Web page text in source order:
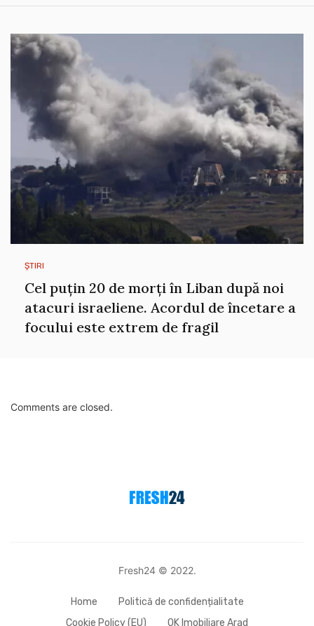
ȘTIRI
Cel puțin 20 de morți în Liban după noi
atacuri israeliene. Acordul de încetare a
focului este extrem de fragil
Comments are closed.
Fresh24 © 2022.
Home
Politică de confidențialitate
Cookie Policy (EU)
OK Imobiliare Arad